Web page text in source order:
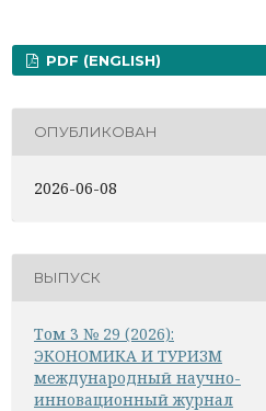
PDF (ENGLISH)
ОПУБЛИКОВАН
2026-06-08
ВЫПУСК
Том 3 № 29 (2026):
ЭКОНОМИКА И ТУРИЗМ
международный научно-
инновационный журнал